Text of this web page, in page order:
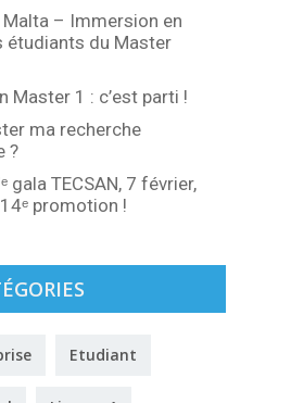
– Immersion en
étudiants du Master
Master 1 : c’est parti !
ma recherche
?
gala TECSAN, 7 février,
promotion !
Etudiant